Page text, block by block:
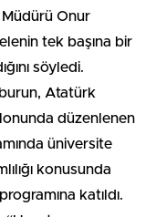
Müdürü Onur
tek başına bir
söyledi.
Atatürk
düzenlenen
üniversite
konusunda
katıldı.